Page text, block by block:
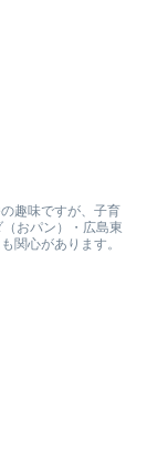
趣味ですが、子育
おパン）・広島東
関心があります。